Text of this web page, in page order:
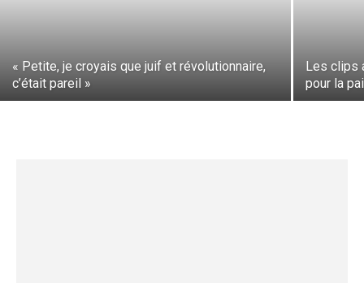
« Petite, je croyais que juif et révolutionnaire,
c’était pareil »
Les clips
pour la